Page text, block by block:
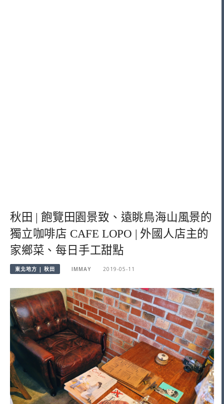
秋田 | 飽覽田園景致、遠眺鳥海山風景的
獨立咖啡店 CAFE LOPO | 外國人店主的
家鄉菜、每日手工甜點
東北地方 | 秋田 IMMAY 2019-05-11